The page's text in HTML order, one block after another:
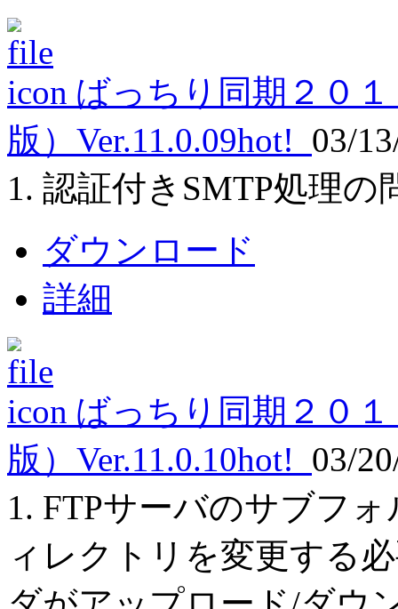
ばっちり同期２０
版）Ver.11.0.09hot! 03/
1. 認証付きSMTP処理の
ダウンロード
詳細
ばっちり同期２０
版）Ver.11.0.10hot! 03/
1. FTPサーバのサブフ
ィレクトリを変更する